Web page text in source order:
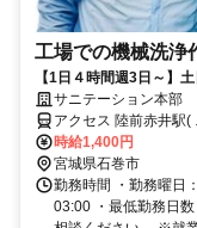
工場での機械洗浄
【1日４時間週3日～
車通勤◎簡単☆Umios内
サニテーション本部
アクセス 陸前赤井駅
ク通勤可最寄り駅：
石線),蛇田駅(ＪＲ仙石
時給1,400円
宮城県石巻市
勤務時間 ・勤務曜日
03:00 ・最低勤務日